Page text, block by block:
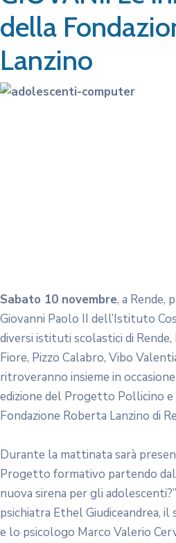
della
Lanzino
Sabato 10 novembre, a Rende,
Giovanni Paolo II dell’Istituto
diversi istituti scolastici di Rende,
Fiore, Pizzo Calabro, Vibo
ritroveranno insieme in
edizione del Progetto Pollicino
Fondazione Roberta Lanzino di
Durante la mattinata sarà
Progetto formativo partendo
nuova sirena per gli
psichiatra Ethel Giudiceandrea, il
e lo psicologo Marco Valerio